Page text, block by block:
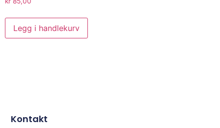
Legg i handlekurv
Kontakt